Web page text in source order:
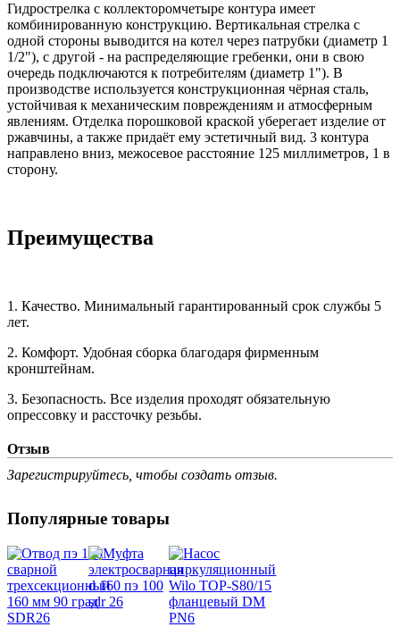
Гидрострелка с коллекторомчетыре контура имеет
комбинированную конструкцию. Вертикальная стрелка с
одной стороны выводится на котел через патрубки (диаметр 1
1/2"), с другой - на распределяющие гребенки, они в свою
очередь подключаются к потребителям (диаметр 1"). В
производстве используется конструкционная чёрная сталь,
устойчивая к механическим повреждениям и атмосферным
явлениям. Отделка порошковой краской уберегает изделие от
ржавчины, а также придаёт ему эстетичный вид. 3 контура
направлено вниз, межосевое расстояние 125 миллиметров, 1 в
сторону.
Преимущества
1. Качество. Минимальный гарантированный срок службы 5
лет.
2. Комфорт. Удобная сборка благодаря фирменным
кронштейнам.
3. Безопасность. Все изделия проходят обязательную
опрессовку и рассточку резьбы.
Отзыв
Зарегистрируйтесь, чтобы создать отзыв.
Популярные товары